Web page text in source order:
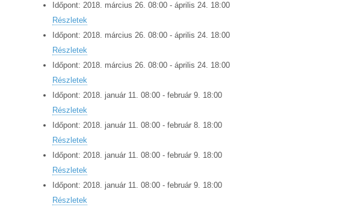
Időpont: 2018. március 26. 08:00 - április 24. 18:00
Részletek
Időpont: 2018. március 26. 08:00 - április 24. 18:00
Részletek
Időpont: 2018. március 26. 08:00 - április 24. 18:00
Részletek
Időpont: 2018. január 11. 08:00 - február 9. 18:00
Részletek
Időpont: 2018. január 11. 08:00 - február 8. 18:00
Részletek
Időpont: 2018. január 11. 08:00 - február 9. 18:00
Részletek
Időpont: 2018. január 11. 08:00 - február 9. 18:00
Részletek